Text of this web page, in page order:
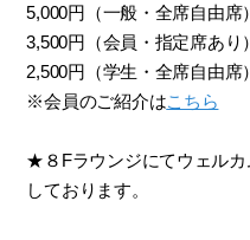
5,000円（一般・全席自由席）
3,500円（会員・指定席あり）
2,500円（学生・全席自由席）
※会員のご紹介はこちら
★８Fラウンジにてウェル
しております。